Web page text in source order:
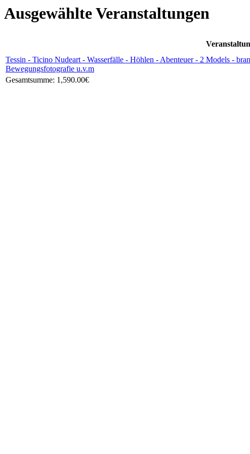
Ausgewählte Veranstaltungen
Tessin - Ticino Nudeart - Wasserfälle - Höhlen - Abenteuer - 2 Models -
Bewegungsfotografie u.v.m
Gesamtsumme: 1,590.00€